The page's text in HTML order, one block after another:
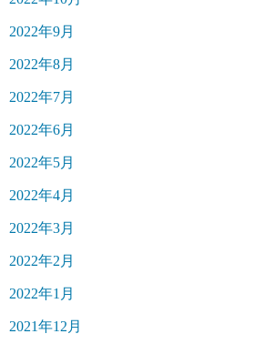
2022年9月
2022年8月
2022年7月
2022年6月
2022年5月
2022年4月
2022年3月
2022年2月
2022年1月
2021年12月